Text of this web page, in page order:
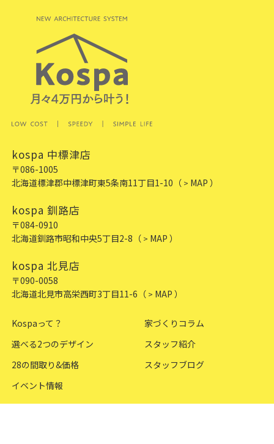
kospa 中標津店
〒086-1005
北海道標津郡中標津町東5条南11丁目1-10 （ > MAP ）
kospa 釧路店
〒084-0910
北海道釧路市昭和中央5丁目2-8 （ > MAP ）
kospa 北見店
〒090-0058
北海道北見市高栄西町3丁目11-6 （ > MAP ）
Kospaって？
選べる2つのデザイン
28の間取り&価格
イベント情報
家づくりコラム
スタッフ紹介
スタッフブログ